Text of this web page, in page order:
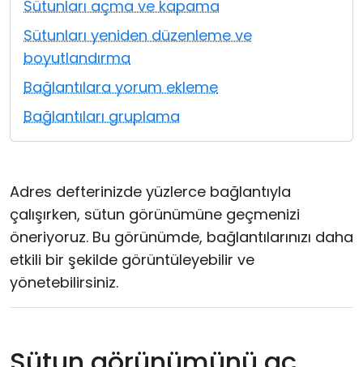
Sütunları açma ve kapama
Sütunları yeniden düzenleme ve
boyutlandırma
Bağlantılara yorum ekleme
Bağlantıları gruplama
Adres defterinizde yüzlerce bağlantıyla
çalışırken, sütun görünümüne geçmenizi
öneriyoruz. Bu görünümde, bağlantılarınızı daha
etkili bir şekilde görüntüleyebilir ve
yönetebilirsiniz.
Bulut ve Yerel